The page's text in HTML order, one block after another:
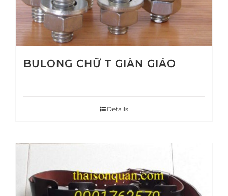
BULONG CHỮ T GIÀN GIÁO
Details